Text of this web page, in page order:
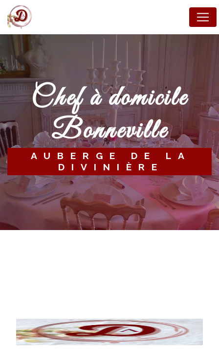
Chef à domicile
Bonneville
AUBERGE DE LA
DIVINIÈRE
Panneau de gestion des cookies